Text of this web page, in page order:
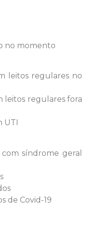
no momento
leitos regulares no
leitos regulares fora
UTI
síndrome geral
de Covid-19